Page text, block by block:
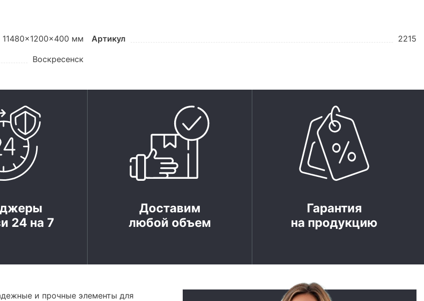
11480x1200x400 мм
Воскресенск
Артикул 2215
24 на 7
Доставим
любой объем
Гарантия
на продукцию
и прочные элементы для